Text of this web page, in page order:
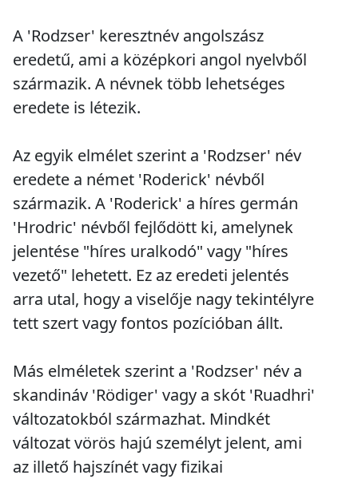
A 'Rodzser' keresztnév angolszász
eredetű, ami a középkori angol nyelvből
származik. A névnek több lehetséges
eredete is létezik.
Az egyik elmélet szerint a 'Rodzser' név
eredete a német 'Roderick' névből
származik. A 'Roderick' a híres germán
'Hrodric' névből fejlődött ki, amelynek
jelentése "híres uralkodó" vagy "híres
vezető" lehetett. Ez az eredeti jelentés
arra utal, hogy a viselője nagy tekintélyre
tett szert vagy fontos pozícióban állt.
Más elméletek szerint a 'Rodzser' név a
skandináv 'Rödiger' vagy a skót 'Ruadhri'
változatokból származhat. Mindkét
változat vörös hajú személyt jelent, ami
az illető hajszínét vagy fizikai